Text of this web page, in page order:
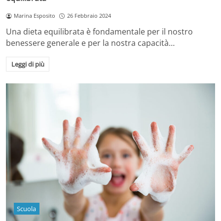
Marina Esposito 26 Febbraio 2024
Una dieta equilibrata è fondamentale per il nostro
benessere generale e per la nostra capacità…
Leggi di più
Scuola